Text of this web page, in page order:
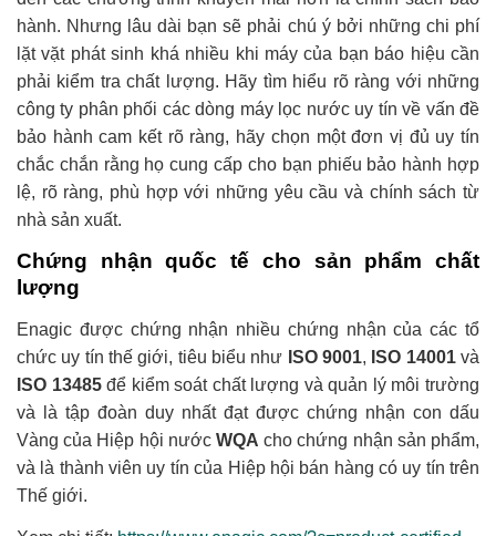
hành. Nhưng lâu dài bạn sẽ phải chú ý bởi những chi phí
lặt vặt phát sinh khá nhiều khi máy của bạn báo hiệu cần
phải kiểm tra chất lượng. Hãy tìm hiểu rõ ràng với những
công ty phân phối các dòng máy lọc nước uy tín về vấn đề
bảo hành cam kết rõ ràng, hãy chọn một đơn vị đủ uy tín
chắc chắn rằng họ cung cấp cho bạn phiếu bảo hành hợp
lệ, rõ ràng, phù hợp với những yêu cầu và chính sách từ
nhà sản xuất.
Chứng nhận quốc tế cho sản phẩm chất
lượng
Enagic được chứng nhận nhiều chứng nhận của các tổ
chức uy tín thế giới, tiêu biểu như ISO 9001, ISO 14001và
ISO 13485để kiểm soát chất lượng và quản lý môi trường
và là tập đoàn duy nhất đạt được chứng nhận con dấu
Vàng của Hiệp hội nước WQA cho chứng nhận sản phẩm,
và là thành viên uy tín của Hiệp hội bán hàng có uy tín trên
Thế giới.